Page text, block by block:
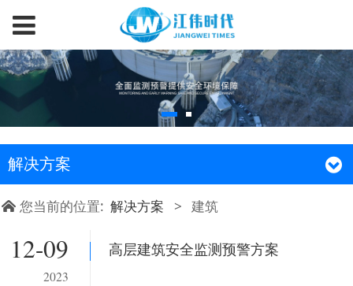
解决方案
您当前的位置: 解决方案 > 建筑
12-09
2023
高层建筑安全监测预警方案